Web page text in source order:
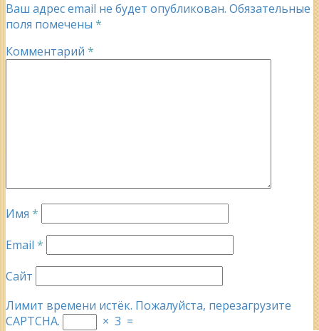
Ваш адрес email не будет опубликован. Обязательные
поля помечены *
Комментарий *
Имя *
Email *
Сайт
Лимит времени истёк. Пожалуйста, перезагрузите
CAPTCHA.
× 3 =